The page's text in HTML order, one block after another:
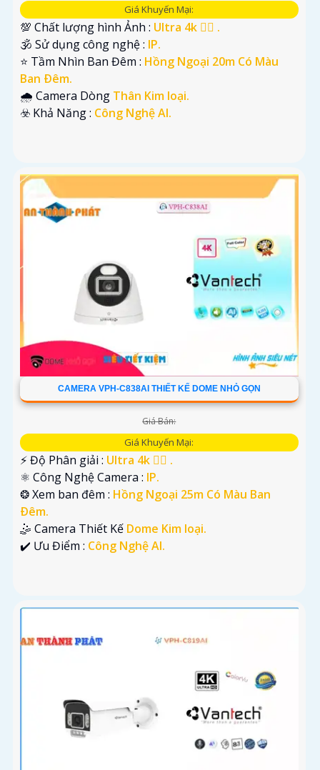
Giá Khuyến Mại:
💯 Chất lượng hình Ảnh : Ultra 4k 👍🏾 .
🕉️ Sử dụng công nghệ : IP.
⭐ Tầm Nhìn Ban Đêm : Hồng Ngoại 20m Có Màu
Ban Ðêm.
🌧️ Camera Dòng Thân Kim loại.
️☣️ Khả Năng : Công Nghệ AI.
CAMERA VPH-C838AI THIẾT KẾ DOME NHỎ GỌN
Giá Bán:
Giá Khuyến Mại:
️⚡ Độ Phân giải : Ultra 4k 👍🏾 .
⚛️ Công Nghệ Camera : IP.
❂ Xem ban đêm : Hồng Ngoại 25m Có Màu Ban
Ðêm.
🤹 Camera Thiết Kế Dome Kim loại.
️✔️ Ưu Điểm : Công Nghệ AI.